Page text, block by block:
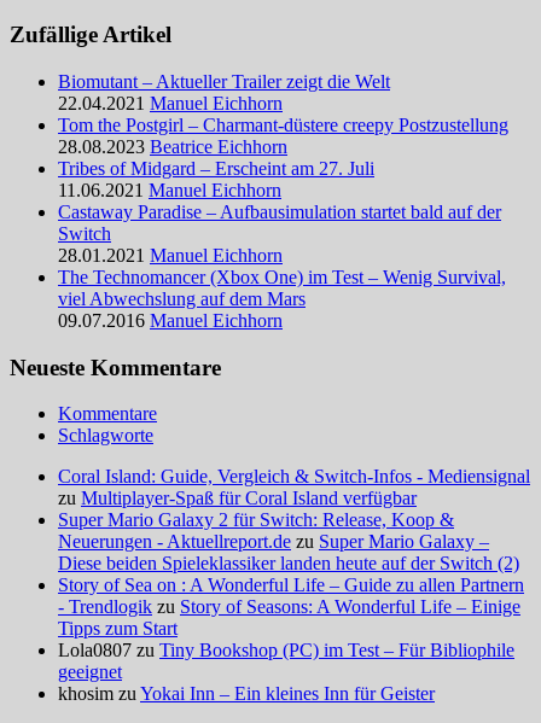
Zufällige Artikel
Biomutant – Aktueller Trailer zeigt die Welt
22.04.2021 Manuel Eichhorn
Tom the Postgirl – Charmant-düstere creepy Postzustellung
28.08.2023 Beatrice Eichhorn
Tribes of Midgard – Erscheint am 27. Juli
11.06.2021 Manuel Eichhorn
Castaway Paradise – Aufbausimulation startet bald auf der
Switch
28.01.2021 Manuel Eichhorn
The Technomancer (Xbox One) im Test – Wenig Survival,
viel Abwechslung auf dem Mars
09.07.2016 Manuel Eichhorn
Neueste Kommentare
Kommentare
Schlagworte
Coral Island: Guide, Vergleich & Switch-Infos - Mediensignal
zu Multiplayer-Spaß für Coral Island verfügbar
Super Mario Galaxy 2 für Switch: Release, Koop &
Neuerungen - Aktuellreport.de zu Super Mario Galaxy –
Diese beiden Spieleklassiker landen heute auf der Switch (2)
Story of Sea on : A Wonderful Life – Guide zu allen Partnern
- Trendlogik zu Story of Seasons: A Wonderful Life – Einige
Tipps zum Start
Lola0807 zu Tiny Bookshop (PC) im Test – Für Bibliophile
geeignet
khosim zuYokai Inn – Ein kleines Inn für Geister